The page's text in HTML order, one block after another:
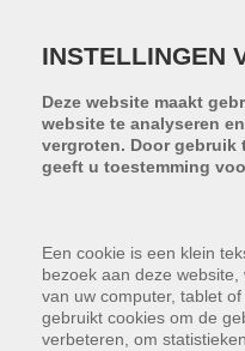
INSTELLINGEN
Deze website maakt
website te analyseren
vergroten. Door gebruik
geeft u toestemming
Een cookie is een klein
bezoek aan deze
van uw computer, tablet
gebruikt cookies om de
verbeteren, om